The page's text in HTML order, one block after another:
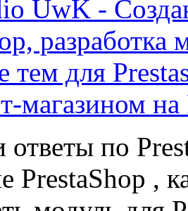
UwK -
разработка
тем для
магазином на
по
PrestaShop ,